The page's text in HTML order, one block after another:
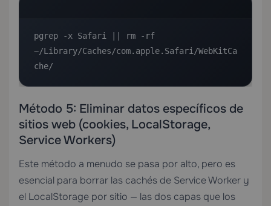
pgrep -x Safari || rm -rf
~/Library/Caches/com.apple.Safari/WebKitCa
che/
Método 5: Eliminar datos específicos de
sitios web (cookies, LocalStorage,
Service Workers)
Este método a menudo se pasa por alto, pero es
esencial para borrar las cachés de Service Worker y
el LocalStorage por sitio — las dos capas que los